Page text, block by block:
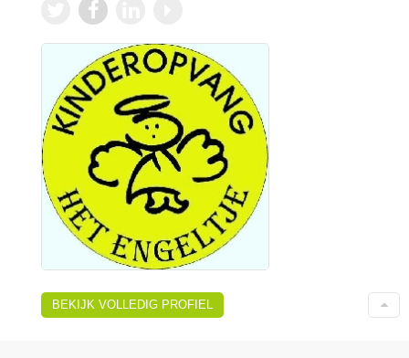
BEKIJK VOLLEDIG PROFIEL